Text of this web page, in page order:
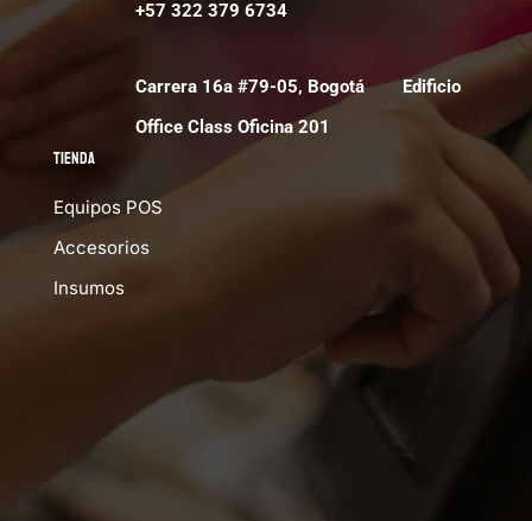
+57 322 379 6734
Carrera 16a #79-05, Bogotá Edificio
Office Class Oficina 201
Tienda
Equipos POS
Accesorios
Insumos